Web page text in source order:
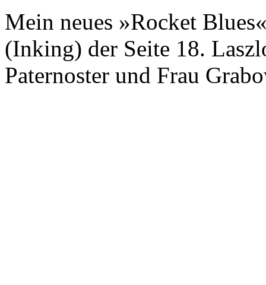
Mein neues »Rocket
(Inking) der Seite 18.
Paternoster und Frau